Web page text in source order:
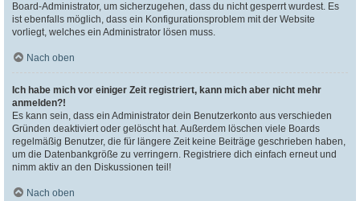
Board-Administrator, um sicherzugehen, dass du nicht gesperrt wurdest. Es
ist ebenfalls möglich, dass ein Konfigurationsproblem mit der Website
vorliegt, welches ein Administrator lösen muss.
Nach oben
Ich habe mich vor einiger Zeit registriert, kann mich aber nicht mehr
anmelden?!
Es kann sein, dass ein Administrator dein Benutzerkonto aus verschieden
Gründen deaktiviert oder gelöscht hat. Außerdem löschen viele Boards
regelmäßig Benutzer, die für längere Zeit keine Beiträge geschrieben haben,
um die Datenbankgröße zu verringern. Registriere dich einfach erneut und
nimm aktiv an den Diskussionen teil!
Nach oben